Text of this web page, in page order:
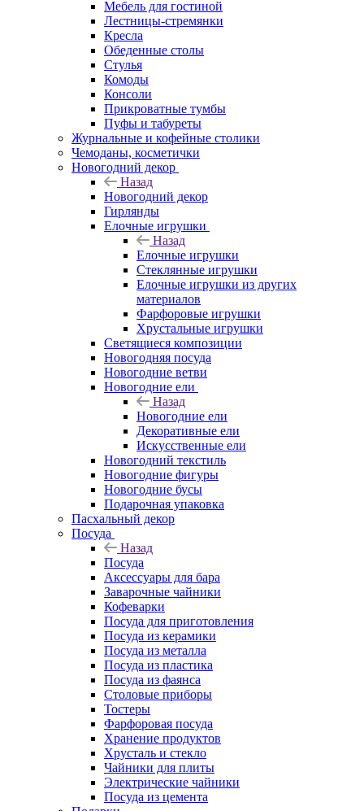
Мебель для гостиной
Лестницы-стремянки
Кресла
Обеденные столы
Стулья
Комоды
Консоли
Прикроватные тумбы
Пуфы и табуреты
Журнальные и кофейные столики
Чемоданы, косметички
Новогодний декор
Назад
Новогодний декор
Гирлянды
Елочные игрушки
Назад
Елочные игрушки
Стеклянные игрушки
Елочные игрушки из других
материалов
Фарфоровые игрушки
Хрустальные игрушки
Светящиеся композиции
Новогодняя посуда
Новогодние ветви
Новогодние ели
Назад
Новогодние ели
Декоративные ели
Искусственные ели
Новогодний текстиль
Новогодние фигуры
Новогодние бусы
Подарочная упаковка
Пасхальный декор
Посуда
Назад
Посуда
Аксессуары для бара
Заварочные чайники
Кофеварки
Посуда для приготовления
Посуда из керамики
Посуда из металла
Посуда из пластика
Посуда из фаянса
Столовые приборы
Тостеры
Фарфоровая посуда
Хранение продуктов
Хрусталь и стекло
Чайники для плиты
Электрические чайники
Посуда из цемента